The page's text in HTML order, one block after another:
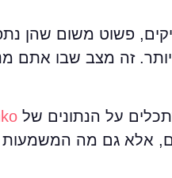
פשוט משום שהן
זה מצב שבו אתם
על הנתונים של
אלא גם מה